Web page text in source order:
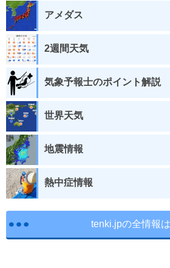
アメダス
2週間天気
気象予報士のポイント解説
世界天気
地震情報
熱中症情報
tenki.jpの全情報